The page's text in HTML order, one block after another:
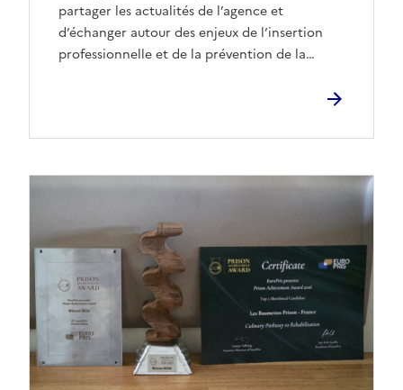
partager les actualités de l’agence et
d’échanger autour des enjeux de l’insertion
professionnelle et de la prévention de la
à Marseille autour du thème Dedans-Dehors,
thématiques majeures liées à l’insertion, […]